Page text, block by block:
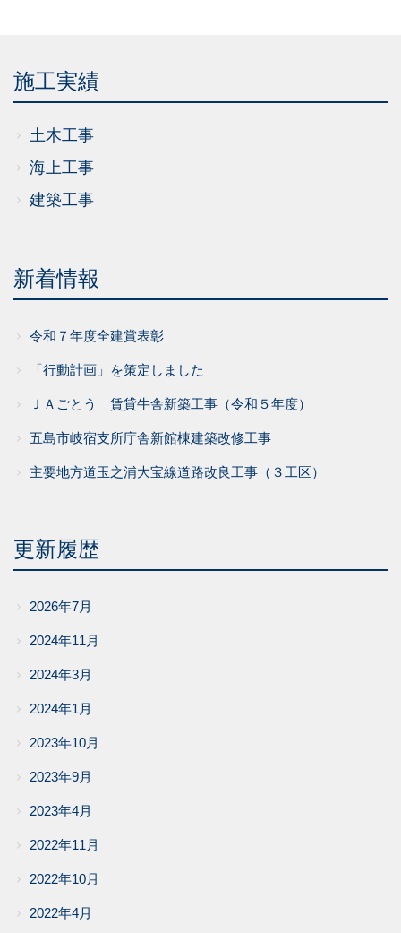
施工実績
土木工事
海上工事
建築工事
新着情報
令和７年度全建賞表彰
「行動計画」を策定しました
ＪＡごとう 賃貸牛舎新築工事（令和５年度）
五島市岐宿支所庁舎新館棟建築改修工事
主要地方道玉之浦大宝線道路改良工事（３工区）
更新履歴
2026年7月
2024年11月
2024年3月
2024年1月
2023年10月
2023年9月
2023年4月
2022年11月
2022年10月
2022年4月